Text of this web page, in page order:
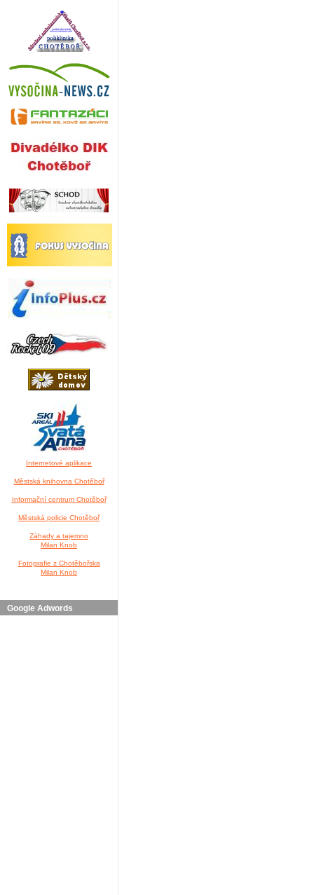
Internetové aplikace
Městská knihovna Chotěboř
Informační centrum Chotěboř
Městská policie Chotěboř
Záhady a tajemno
Milan Knob
Fotografie z Chotěbořska
Milan Knob
Google Adwords